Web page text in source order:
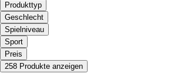
Produkttyp
Geschlecht
Spielniveau
Sport
Preis
258 Produkte anzeigen